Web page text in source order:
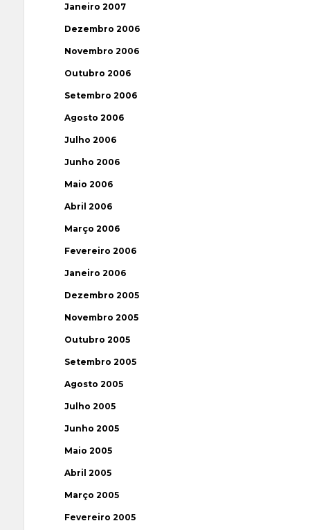
Janeiro 2007
Dezembro 2006
Novembro 2006
Outubro 2006
Setembro 2006
Agosto 2006
Julho 2006
Junho 2006
Maio 2006
Abril 2006
Março 2006
Fevereiro 2006
Janeiro 2006
Dezembro 2005
Novembro 2005
Outubro 2005
Setembro 2005
Agosto 2005
Julho 2005
Junho 2005
Maio 2005
Abril 2005
Março 2005
Fevereiro 2005